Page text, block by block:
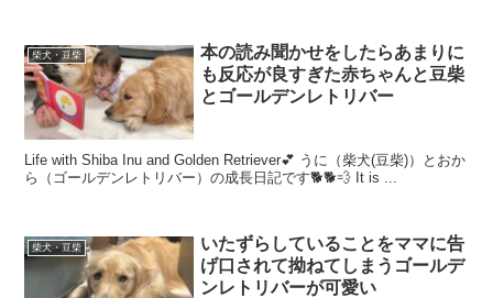
柴犬・豆柴
本の読み聞かせをしたらあまりに
も反応が良すぎた赤ちゃんと豆柴
とゴールデンレトリバー
Life with Shiba Inu and Golden Retriever💕 うに（柴犬(豆柴)）とおか
ら（ゴールデンレトリバー）の成長日記です🐕🐕💨 It is ...
柴犬・豆柴
いたずらしていることをママに告
げ口されて拗ねてしまうゴールデ
ンレトリバーが可愛い